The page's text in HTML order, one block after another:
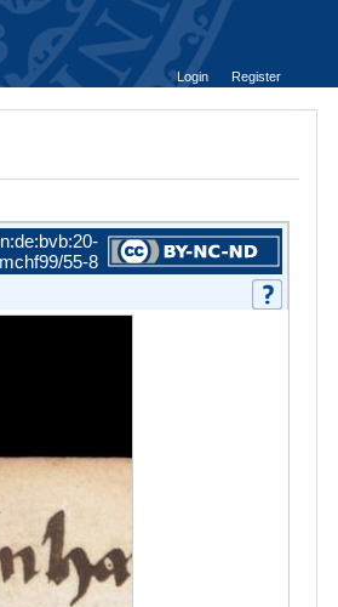
Login
Register